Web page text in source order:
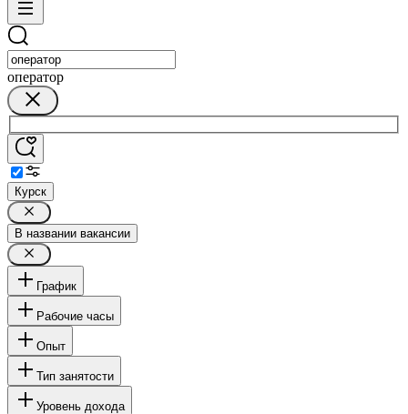
оператор
Курск
В названии вакансии
График
Рабочие часы
Опыт
Тип занятости
Уровень дохода